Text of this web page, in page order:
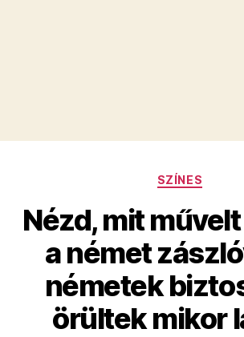
Kategóriák
SZÍNES
Nézd, mit
a német
németek
örültek mikor